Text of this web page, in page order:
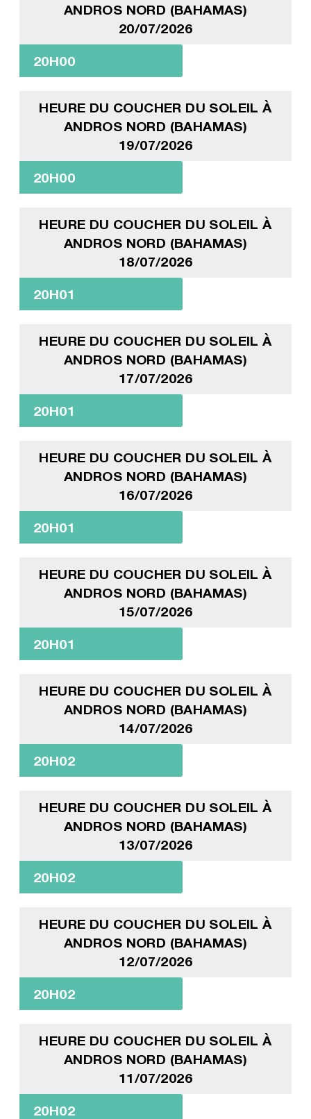
ANDROS NORD (BAHAMAS)
20/07/2026
20H00
HEURE DU COUCHER DU SOLEIL À
ANDROS NORD (BAHAMAS)
19/07/2026
20H00
HEURE DU COUCHER DU SOLEIL À
ANDROS NORD (BAHAMAS)
18/07/2026
20H01
HEURE DU COUCHER DU SOLEIL À
ANDROS NORD (BAHAMAS)
17/07/2026
20H01
HEURE DU COUCHER DU SOLEIL À
ANDROS NORD (BAHAMAS)
16/07/2026
20H01
HEURE DU COUCHER DU SOLEIL À
ANDROS NORD (BAHAMAS)
15/07/2026
20H01
HEURE DU COUCHER DU SOLEIL À
ANDROS NORD (BAHAMAS)
14/07/2026
20H02
HEURE DU COUCHER DU SOLEIL À
ANDROS NORD (BAHAMAS)
13/07/2026
20H02
HEURE DU COUCHER DU SOLEIL À
ANDROS NORD (BAHAMAS)
12/07/2026
20H02
HEURE DU COUCHER DU SOLEIL À
ANDROS NORD (BAHAMAS)
11/07/2026
20H02